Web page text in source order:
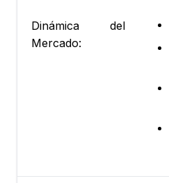
Dinámica del
Mercado: